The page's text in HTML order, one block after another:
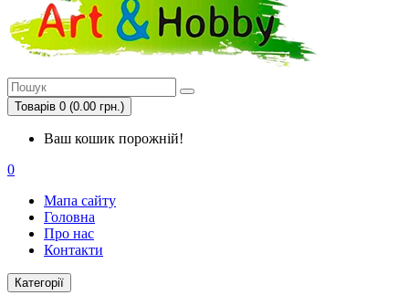
Товарів 0 (0.00 грн.)
Ваш кошик порожній!
0
Мапа сайту
Головна
Про нас
Контакти
Категорії